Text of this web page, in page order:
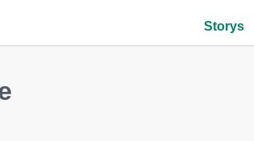
Storys